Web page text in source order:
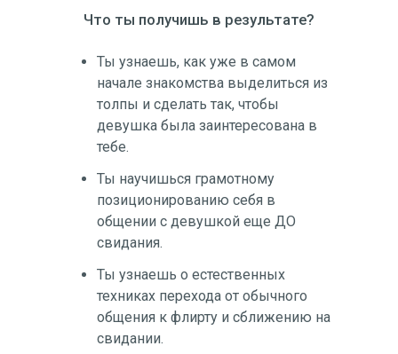
Что ты получишь в результате?
Ты узнаешь, как уже в самом
начале знакомства выделиться из
толпы и сделать так, чтобы
девушка была заинтересована в
тебе.
Ты научишься грамотному
позиционированию себя в
общении с девушкой еще ДО
свидания.
Ты узнаешь о естественных
техниках перехода от обычного
общения к флирту и сближению на
свидании.